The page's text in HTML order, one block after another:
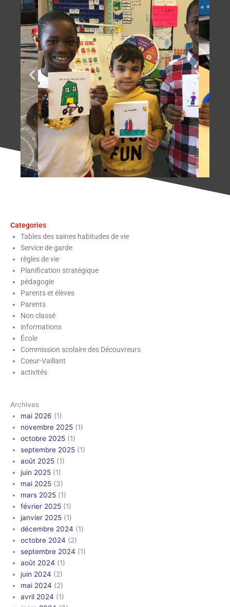
Categories
Tables des saines habitudes de vie
Service de garde
règles de vie
Planification stratégique
pédagogie
Parents et élèves
Parents
Non classé
informations
École
Commission scolaire des Découvreurs
Coeur-Vaillant
activités
Archives
mai 2026 (1)
novembre 2025 (1)
octobre 2025 (1)
septembre 2025 (1)
août 2025 (1)
juin 2025 (1)
mai 2025 (3)
mars 2025 (1)
février 2025 (1)
janvier 2025 (1)
décembre 2024 (1)
octobre 2024 (2)
septembre 2024 (1)
août 2024 (1)
juin 2024 (2)
mai 2024 (2)
avril 2024 (1)